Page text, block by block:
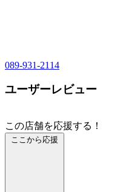
089-931-2114
ユーザーレビュー
この店舗を応援する！
ここから応援